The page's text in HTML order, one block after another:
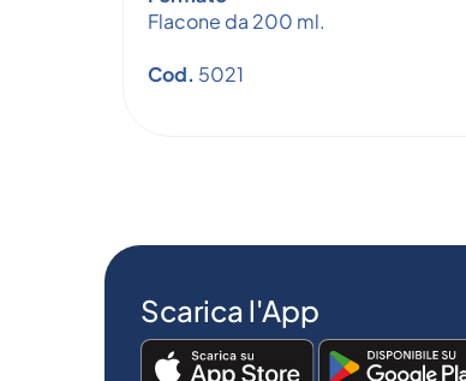
Flacone da 200 ml.
Cod. 5021
Scarica l'App